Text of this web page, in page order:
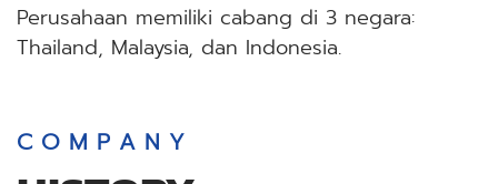
Perusahaan memiliki cabang di 3 negara:
Thailand, Malaysia, dan Indonesia.
C O M P A N Y